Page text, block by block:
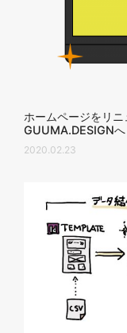
ホームページをリ
GUUMA.DESIGNへ
2020.02.23